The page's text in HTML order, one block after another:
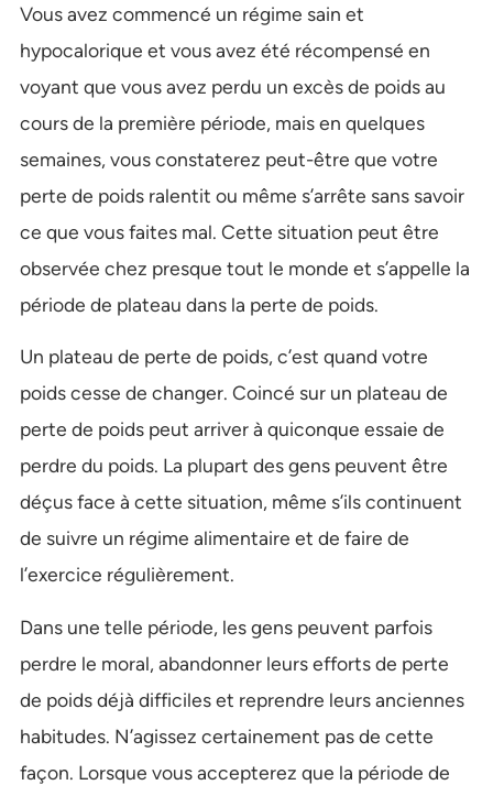
Vous avez commencé un régime sain et
hypocalorique et vous avez été récompensé en
voyant que vous avez perdu un excès de poids au
cours de la première période, mais en quelques
semaines, vous constaterez peut-être que votre
perte de poids ralentit ou même s’arrête sans savoir
ce que vous faites mal. Cette situation peut être
observée chez presque tout le monde et s’appelle la
période de plateau dans la perte de poids.
Un plateau de perte de poids, c’est quand votre
poids cesse de changer. Coincé sur un plateau de
perte de poids peut arriver à quiconque essaie de
perdre du poids. La plupart des gens peuvent être
déçus face à cette situation, même s’ils continuent
de suivre un régime alimentaire et de faire de
l’exercice régulièrement.
Dans une telle période, les gens peuvent parfois
perdre le moral, abandonner leurs efforts de perte
de poids déjà difficiles et reprendre leurs anciennes
habitudes. N’agissez certainement pas de cette
façon. Lorsque vous accepterez que la période de